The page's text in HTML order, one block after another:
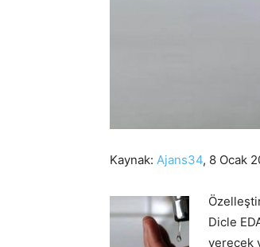
Kaynak: Ajans34, 8 Ocak
Dicle
verecek